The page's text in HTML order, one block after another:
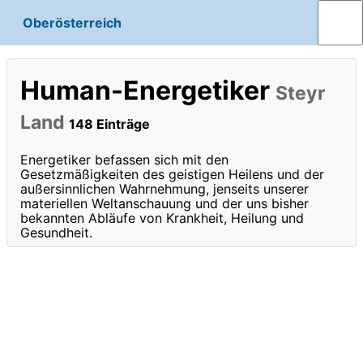
Oberösterreich
Human-Energetiker Steyr
Land 148 Einträge
Energetiker befassen sich mit den
Gesetzmäßigkeiten des geistigen Heilens und der
außersinnlichen Wahrnehmung, jenseits unserer
materiellen Weltanschauung und der uns bisher
bekannten Abläufe von Krankheit, Heilung und
Gesundheit.